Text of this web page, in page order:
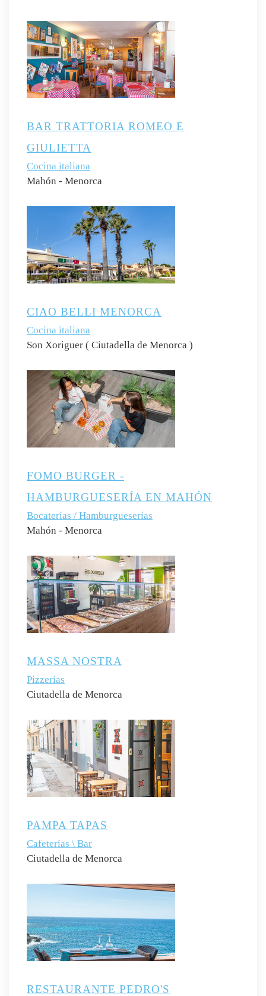
BAR TRATTORIA ROMEO E
GIULIETTA
Cocina italiana
Mahón - Menorca
CIAO BELLI MENORCA
Cocina italiana
Son Xoriguer ( Ciutadella de Menorca )
FOMO BURGER -
HAMBURGUESERÍA EN MAHÓN
Bocaterías / Hamburgueserías
Mahón - Menorca
MASSA NOSTRA
Pizzerías
Ciutadella de Menorca
PAMPA TAPAS
Cafeterías \ Bar
Ciutadella de Menorca
RESTAURANTE PEDRO'S